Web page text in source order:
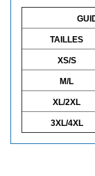
TAILLES
XS/S
M/L
XL/2XL
3XL/4XL